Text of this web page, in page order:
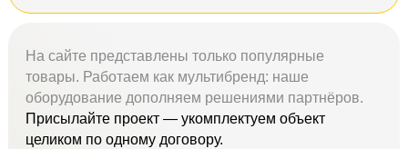
На сайте представлены только популярные
товары. Работаем как мультибренд: наше
оборудование дополняем решениями партнёров.
Присылайте проект — укомплектуем объект
целиком по одному договору.